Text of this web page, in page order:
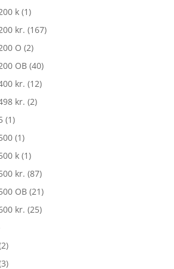
k (1)
kr. (167)
O (2)
OB (40)
kr. (12)
kr. (2)
(1)
(1)
k (1)
kr. (87)
OB (21)
kr. (25)